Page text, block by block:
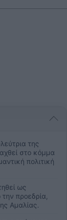
της
στο κόμμα
πολιτική
ως
προεδρία,
Αμαλίας.